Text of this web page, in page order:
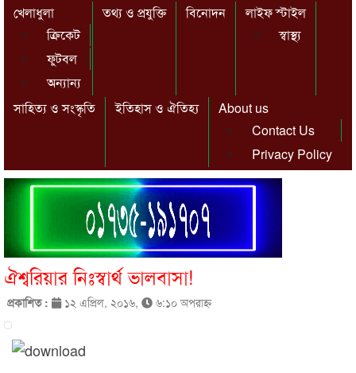
খেলাধুলা
ক্রিকেট
ফুটবল
অন্যান্য
তথ্য ও প্রযুক্তি বিনোদন
লাইফ স্টাইল
স্বাস্থ্য
সাহিত্য ও সংস্কৃতি ইতিহাস ও ঐতিহ্য
About us
Contact Us
Privacy Policy
ঐশ্বরিয়ার নিঃস্বার্থ ভালবাসা!
প্রকাশিত : ১২ এপ্রিল, ২০১৬, ৬:১০ অপরাহ্ণ